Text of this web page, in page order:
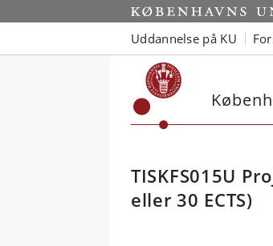
Uddannelse på KU
TISKFS015U
eller 30 ECTS)